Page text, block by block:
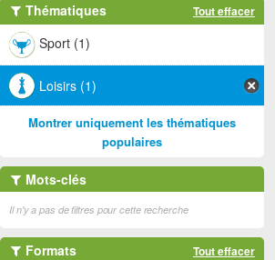
Thématiques Tout effacer
Sport (1)
Loisirs (1)
Montrer uniquement les thématiques
populaires
Mots-clés
Il n'y a pas de filtres pour cette recherche
Formats Tout effacer